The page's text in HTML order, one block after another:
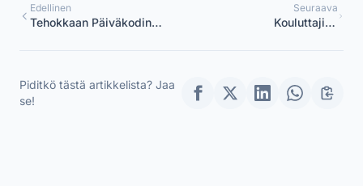
Edellinen
Tehokkaan Päiväkodin
Seuraava
Kouluttajien
Piditkö tästä artikkelista? Jaa
se!